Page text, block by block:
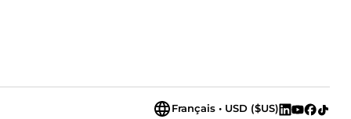
Français • USD ($US)